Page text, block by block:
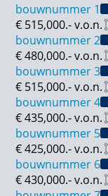
bouwnummer 1
€ 515,000.-v.o.n.
bouwnummer 2
€ 480,000.-v.o.n.
bouwnummer 3
€ 515,000.-v.o.n.
bouwnummer 4
€ 435,000.-v.o.n.
bouwnummer 5
€ 425,000.-v.o.n.
bouwnummer 6
€ 430,000.-v.o.n.